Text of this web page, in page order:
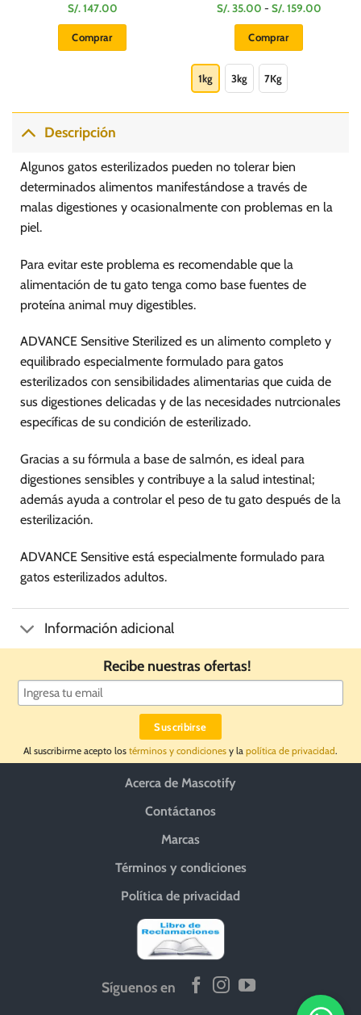
S/.147.00
Comprar
S/.35.00 - S/.159.00Rango
Comprar
producto
tiene
opciones
pueden
elegir
página
de
1kg 3kg 7Kg
Descripción
Algunos gatos esterilizados pueden no tolerar bien
determinados alimentos manifestándose a través de
malas digestiones y ocasionalmente con problemas en la
piel.
Para evitar este problema es recomendable que la
alimentación de tu gato tenga como base fuentes de
proteína animal muy digestibles.
ADVANCE Sensitive Sterilized es un alimento completo y
equilibrado especialmente formulado para gatos
esterilizados con sensibilidades alimentarias que cuida de
sus digestiones delicadas y de las necesidades nutrcionales
específicas de su condición de esterilizado.
Gracias a su fórmula a base de salmón, es ideal para
digestiones sensibles y contribuye a la salud intestinal;
además ayuda a controlar el peso de tu gato después de la
esterilización.
ADVANCE Sensitive está especialmente formulado para
gatos esterilizados adultos.
Información adicional
Recibe nuestras ofertas!
Al suscribirme acepto los términos y condiciones y la política de privacidad.
Acerca de Mascotify
Contáctanos
Marcas
Términos y condiciones
Política de privacidad
Síguenos en